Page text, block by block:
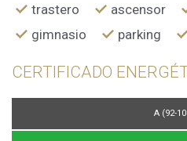
trastero
ascensor
gimnasio
parking
CERTIFICADO
A (92-